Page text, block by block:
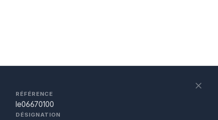
RÉFÉRENCE
le06670100
DÉSIGNATION